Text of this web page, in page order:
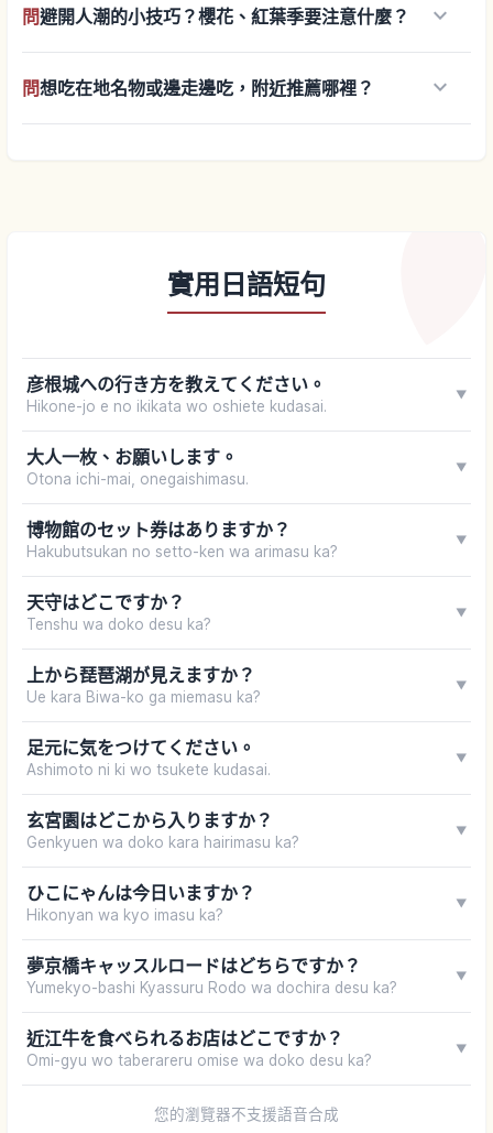
問避開人潮的小技巧？櫻花、紅葉季要注意什麼？ keyboard_arrow_down
問想吃在地名物或邊走邊吃，附近推薦哪裡？ keyboard_arrow_down
實用日語短句
彦根城への行き方を教えてください。
Hikone-jo e no ikikata wo oshiete kudasai.
▼
大人一枚、お願いします。
Otona ichi-mai, onegaishimasu.
▼
博物館のセット券はありますか？
Hakubutsukan no setto-ken wa arimasu ka?
▼
天守はどこですか？
Tenshu wa doko desu ka?
▼
上から琵琶湖が見えますか？
Ue kara Biwa-ko ga miemasu ka?
▼
足元に気をつけてください。
Ashimoto ni ki wo tsukete kudasai.
▼
玄宮園はどこから入りますか？
Genkyuen wa doko kara hairimasu ka?
▼
ひこにゃんは今日いますか？
Hikonyan wa kyo imasu ka?
▼
夢京橋キャッスルロードはどちらですか？
Yumekyo-bashi Kyassuru Rodo wa dochira desu ka?
▼
近江牛を食べられるお店はどこですか？
Omi-gyu wo taberareru omise wa doko desu ka?
▼
您的瀏覽器不支援語音合成